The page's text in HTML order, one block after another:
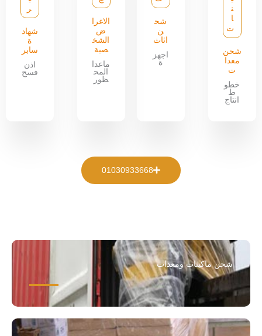
ن
ا
ت
شحن
معدا
ت
خطو
ط
انتاج
شح
ن
اثاث
اجهز
ة
الاغرا
ض
الشخ
صية
ماعدا
المح
ظور
ر
شهاد
ة
سابر
اذن
فسح
01030933668
شحن ماكينات ومعدات